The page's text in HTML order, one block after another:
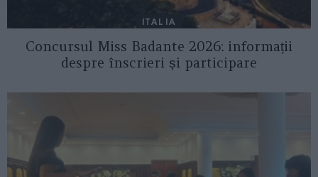
ITALIA
Concursul Miss Badante 2026: informații
despre înscrieri și participare